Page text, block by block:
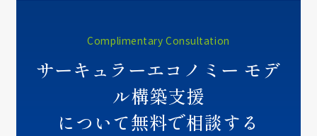
Complimentary Consultation
サーキュラーエコノミー モデ
ル構築支援
について無料で相談する